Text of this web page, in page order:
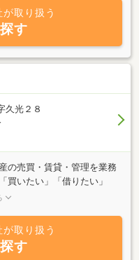
合に合せて対応させて頂き
せ！
取り扱う
す
久光２８
の売買・賃貸・管理を業務
いたい」「借りたい」
は何でもお気軽にご相談く
築・リフォーム・耐震工事
談下さい。
取り扱う
す